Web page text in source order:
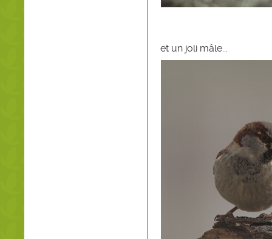
et un joli mâle...